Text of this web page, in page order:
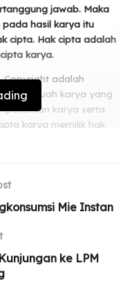
jawab. Maka
hasil karya itu
cipta. Hak cipta adalah
karya.
Copyright adalah
sebuah karya yang
karya serta
karya memilik hak
Sabet 12 Piala
Mie Instan
ke LPM